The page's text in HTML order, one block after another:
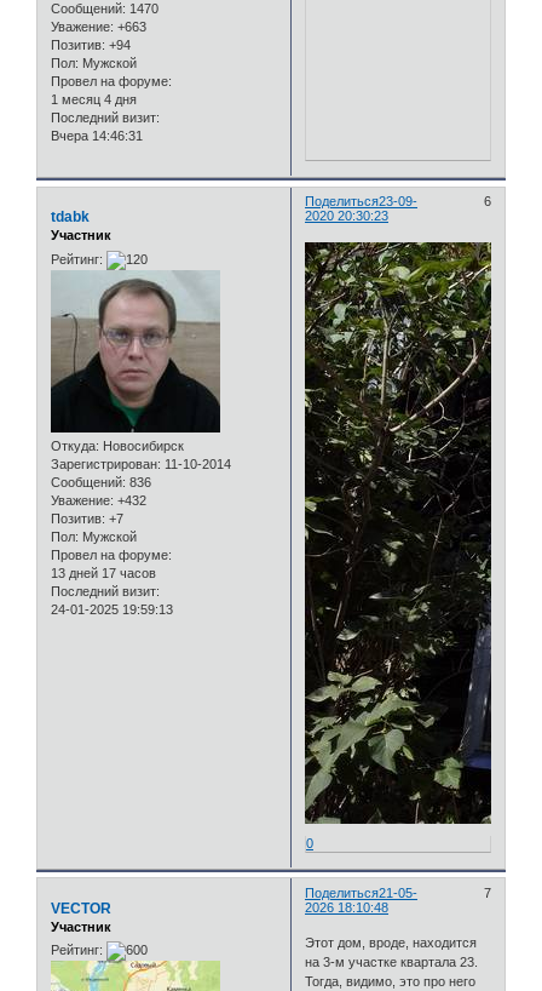
Сообщений: 1470
Уважение: +663
Позитив: +94
Пол: Мужской
Провел на форуме:
1 месяц 4 дня
Последний визит:
Вчера 14:46:31
Поделиться 6
23-09-
2020 20:30:23
tdabk
Участник
Рейтинг:
Откуда: Новосибирск
Зарегистрирован: 11-10-2014
Сообщений: 836
Уважение: +432
Позитив: +7
Пол: Мужской
Провел на форуме:
13 дней 17 часов
Последний визит:
24-01-2025 19:59:13
0
Поделиться 7
21-05-
2026 18:10:48
VECTOR
Участник
Рейтинг:
Этот дом, вроде, находится
на 3-м участке квартала 23.
Тогда, видимо, это про него